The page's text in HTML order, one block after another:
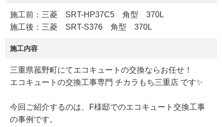
施工前：三菱 SRT-HP37C5 角型 370L
施工後：三菱 SRT-S376 角型 370L
施工内容
三重県菰野町にてエコキュートの交換ならお任せ！
エコキュートの交換工事専門 チカラもち三重店 です✨
今回ご紹介するのは、F様邸でのエコキュート交換工事
の事例です。